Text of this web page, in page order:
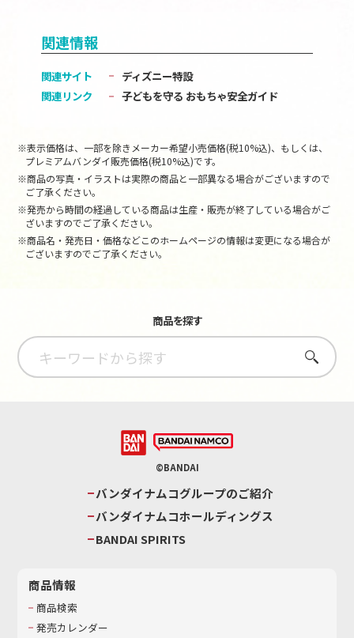
関連情報
関連サイト
ディズニー特設
関連リンク
子どもを守る おもちゃ安全ガイド
※表示価格は、一部を除きメーカー希望小売価格(税10%込)、もしくは、
プレミアムバンダイ販売価格(税10%込)です。
※商品の写真・イラストは実際の商品と一部異なる場合がございますので
ご了承ください。
※発売から時間の経過している商品は生産・販売が終了している場合がご
ざいますのでご了承ください。
※商品名・発売日・価格などこのホームページの情報は変更になる場合が
ございますのでご了承ください。
商品を探す
さがす
©BANDAI
バンダイナムコグループのご紹介
バンダイナムコホールディングス
BANDAI SPIRITS
商品情報
商品検索
発売カレンダー